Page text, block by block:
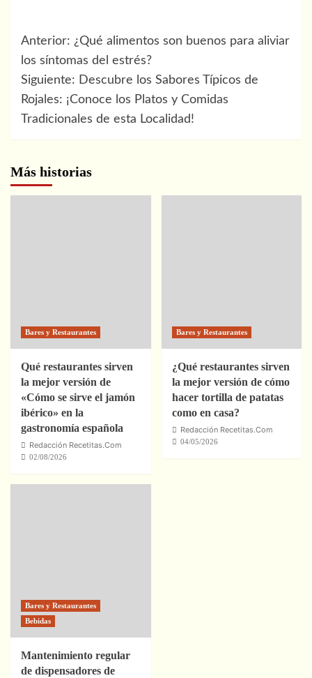
Navegación
de
entradas
Anterior: ¿Qué alimentos son buenos para aliviar
los síntomas del estrés?
Siguiente: Descubre los Sabores Típicos de
Rojales: ¡Conoce los Platos y Comidas
Tradicionales de esta Localidad!
Más historias
Bares y Restaurantes
Qué restaurantes sirven
la mejor versión de
«Cómo se sirve el jamón
ibérico» en la
gastronomía española
Redacción Recetitas.Com
02/08/2026
Bares y Restaurantes
¿Qué restaurantes sirven
la mejor versión de cómo
hacer tortilla de patatas
como en casa?
Redacción Recetitas.Com
04/05/2026
Bares y Restaurantes
Bebidas
Mantenimiento regular
de dispensadores de